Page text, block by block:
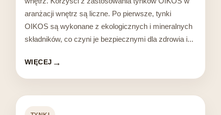
aranżacji wnętrz są liczne. Po pierwsze, tynki
OIKOS są wykonane z ekologicznych i mineralnych
składników, co czyni je bezpiecznymi dla zdrowia i...
WIĘCEJ